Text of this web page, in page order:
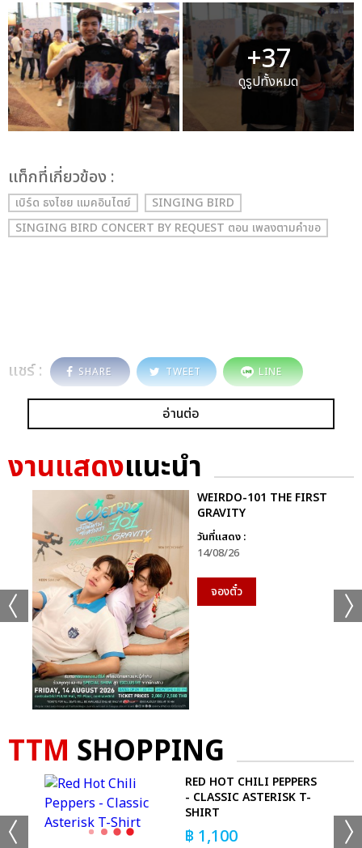
+37
ดูรูปทั้งหมด
เเท็กที่เกี่ยวข้อง :
เบิร์ด ธงไชย แมคอินไตย์
SINGING BIRD
SINGING BIRD CONCERT BY REQUEST ตอน เพลงตามคำขอ
แชร์ : SHARE TWEET LINE
อ่านต่อ
งานแสดงแนะนำ
WEIRDO-101 THE FIRST
GRAVITY
วันที่แสดง :
14/08/26
จองตั๋ว
TTM SHOPPING
RED HOT CHILI PEPPERS
- CLASSIC ASTERISK T-
SHIRT
฿ 1,100